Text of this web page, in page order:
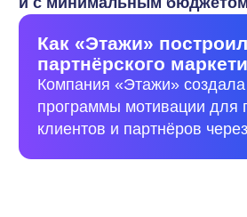
от комиссии агентства за успешную
Целевая аудитория:
ипотечные
брокеры, юристы по недвижимости,
а также смежные бизнесы (мебельные
салоны, автосалоны), контактирующие
с клиентами на этапе жизненных
изменений.
Программа «Приведи